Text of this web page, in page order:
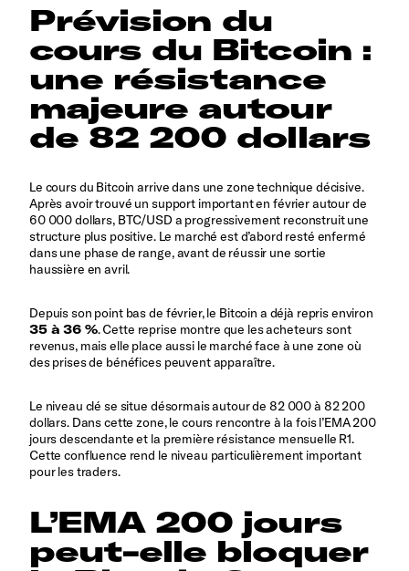
Prévision du
cours du Bitcoin :
une résistance
majeure autour
de 82 200 dollars
Le cours du Bitcoin arrive dans une zone technique décisive.
Après avoir trouvé un support important en février autour de
60 000 dollars, BTC/USD a progressivement reconstruit une
structure plus positive. Le marché est d’abord resté enfermé
dans une phase de range, avant de réussir une sortie
haussière en avril.
Depuis son point bas de février, le Bitcoin a déjà repris environ
35 à 36 %. Cette reprise montre que les acheteurs sont
revenus, mais elle place aussi le marché face à une zone où
des prises de bénéfices peuvent apparaître.
Le niveau clé se situe désormais autour de 82 000 à 82 200
dollars. Dans cette zone, le cours rencontre à la fois l’EMA 200
jours descendante et la première résistance mensuelle R1.
Cette confluence rend le niveau particulièrement important
pour les traders.
L’EMA 200 jours
peut-elle bloquer